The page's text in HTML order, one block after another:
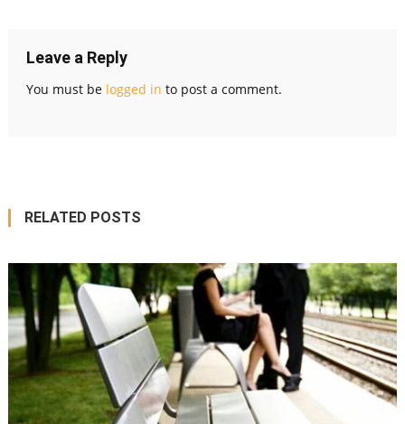
Leave a Reply
You must be logged in to post a comment.
RELATED POSTS